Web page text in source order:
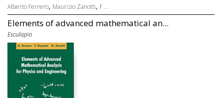
Alberto Ferrero, Maurizio Zanotti, F ...
Elements of advanced mathematical an...
Esculapio